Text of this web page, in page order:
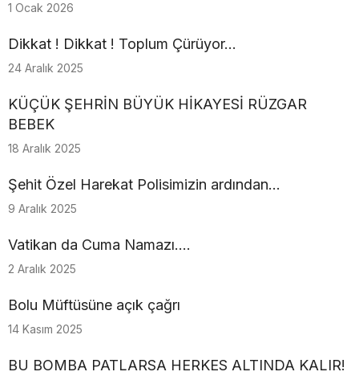
1 Ocak 2026
Dikkat ! Dikkat ! Toplum Çürüyor...
24 Aralık 2025
KÜÇÜK ŞEHRİN BÜYÜK HİKAYESİ RÜZGAR
BEBEK
18 Aralık 2025
Şehit Özel Harekat Polisimizin ardından…
9 Aralık 2025
Vatikan da Cuma Namazı....
2 Aralık 2025
Bolu Müftüsüne açık çağrı
14 Kasım 2025
BU BOMBA PATLARSA HERKES ALTINDA KALIR!